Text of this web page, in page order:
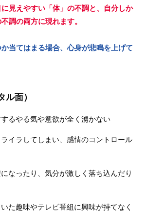
見えやすい「体」の不調と、自分しか
調の両方に現れます。
当てはまる場合、心身が悲鳴を上げて
ル面）
るやる気や意欲が全く湧かない
イラしてしまい、感情のコントロール
なったり、気分が激しく落ち込んだり
た趣味やテレビ番組に興味が持てなく